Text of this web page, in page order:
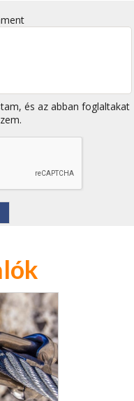
és az abban foglaltakat